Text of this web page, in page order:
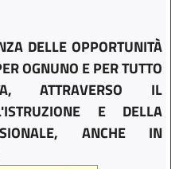
DELLE OPPORTUNITÀ
OGNUNO E PER TUTTO
ATTRAVERSO IL
E DELLA
ANCHE IN